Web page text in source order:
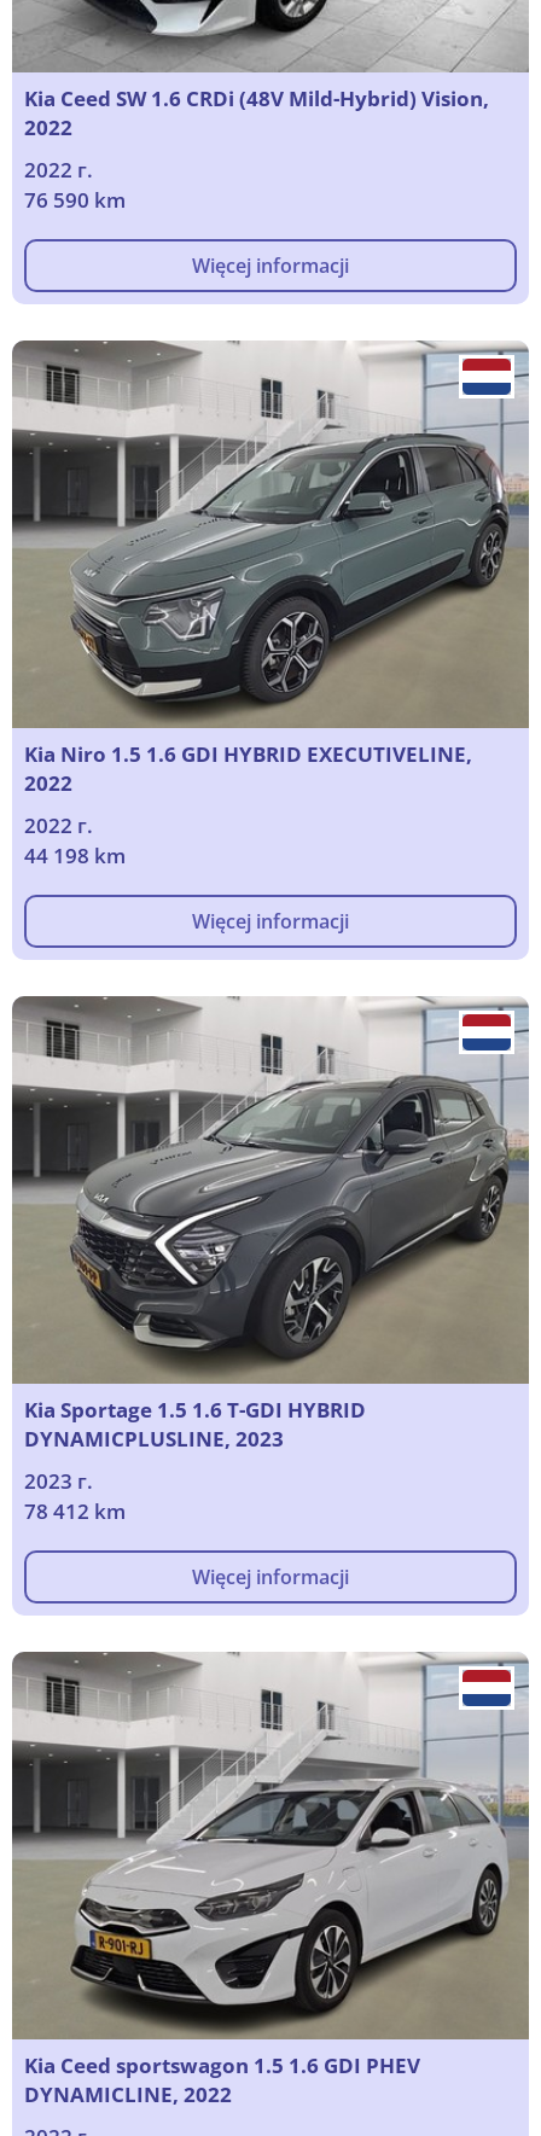
Kia Ceed SW 1.6 CRDi (48V Mild-Hybrid) Vision,
2022
2022 г.
76 590 km
Więcej informacji
Kia Niro 1.5 1.6 GDI HYBRID EXECUTIVELINE,
2022
2022 г.
44 198 km
Więcej informacji
Kia Sportage 1.5 1.6 T-GDI HYBRID
DYNAMICPLUSLINE, 2023
2023 г.
78 412 km
Więcej informacji
Kia Ceed sportswagon 1.5 1.6 GDI PHEV
DYNAMICLINE, 2022